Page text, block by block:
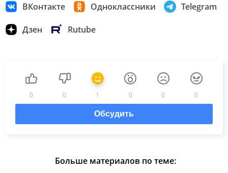
ВКонтакте Одноклассники Telegram
Дзен Rutube
0 0 1 0 0 0
Обсудить
Больше материалов по теме: